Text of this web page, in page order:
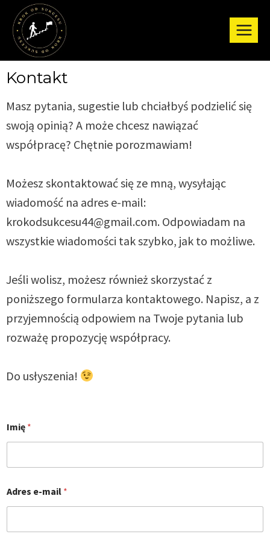
Kontakt
Masz pytania, sugestie lub chciałbyś podzielić się
swoją opinią? A może chcesz nawiązać
współpracę? Chętnie porozmawiam!
Możesz skontaktować się ze mną, wysyłając
wiadomość na adres e-mail:
krokodsukcesu44@gmail.com. Odpowiadam na
wszystkie wiadomości tak szybko, jak to możliwe.
Jeśli wolisz, możesz również skorzystać z
poniższego formularza kontaktowego. Napisz, a z
przyjemnością odpowiem na Twoje pytania lub
rozważę propozycję współpracy.
Do usłyszenia!
m
i
I
i
ę
Imię *
Adres e-mail *